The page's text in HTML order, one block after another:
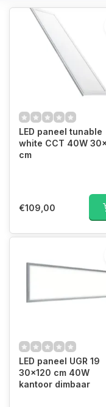
LED paneel tunable
white CCT 40W
cm
€109,00
LED paneel UGR 19
30x120 cm 40W
kantoor dimbaar